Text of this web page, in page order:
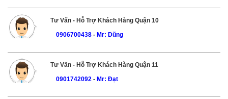
Tư Vấn - Hỗ Trợ Khách Hàng Quận 10
0906700438- Mr: Dũng
Tư Vấn - Hỗ Trợ Khách Hàng Quận 11
0901742092- Mr: Đạt